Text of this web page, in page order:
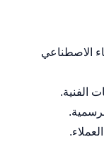
الاصطناعي
الفنية.